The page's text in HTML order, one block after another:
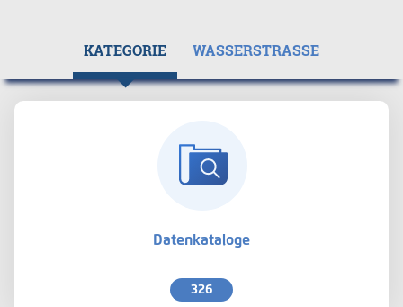
KATEGORIE WASSERSTRASSE
Datenkataloge
326